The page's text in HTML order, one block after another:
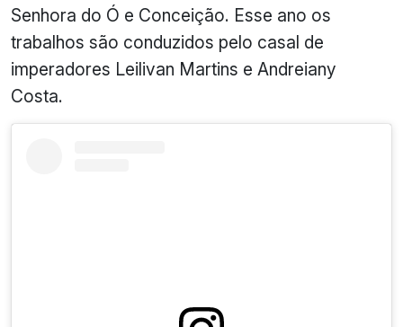
Senhora do Ó e Conceição. Esse ano os
trabalhos são conduzidos pelo casal de
imperadores Leilivan Martins e Andreiany
Costa.